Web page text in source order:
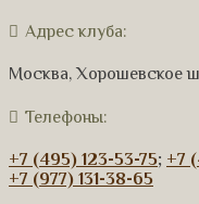
Адрес клуба:
Москва, Хорошевское
Телефоны:
+7 (495) 123-53-75; +7
+7 (977) 131-38-65